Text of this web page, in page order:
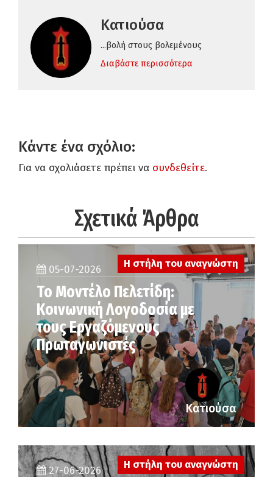
Κατιούσα
...βολή στους βολεμένους
Διαβάστε περισσότερα
Κάντε ένα σχόλιο:
Για να σχολιάσετε πρέπει να συνδεθείτε.
Σχετικά Άρθρα
Η στήλη του αναγνώστη
05-07-2026
Το Μοντέλο Πελετίδη:
Κοινωνική Λογοδοσία με
τους Εργαζόμενους
Πρωταγωνιστές
Κατιούσα
27-06-2026
Η στήλη του αναγνώστη